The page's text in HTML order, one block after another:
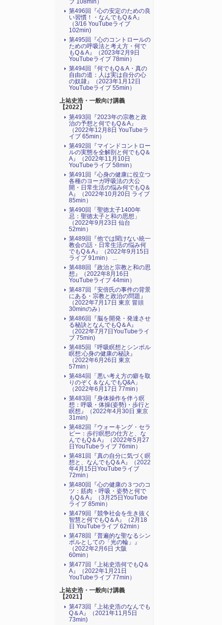
ブ 108min）
第496回『心の安定のための良
い習慣！・なんでもQ＆A』
（3/16 YouTubeライブ
102min)
第495回『心のコントロールの
ための呼吸法と考え方・何で
もQ＆A』（2023年2月9日
YouTubeライブ 78min）
第494回『何でもQ＆A・真の
自由の道：人は実は自分の心
の奴隷』（2023年1月12日
YouTubeライブ 55min）
上祐史浩・一般向け講義
【2022】
第493回『2023年の宗教と政
治の予想と何でもQ＆A』
（2022年12月8日 YouTubeラ
イブ 65min）
第492回『マインドコントロー
ルの実態を全解剖と何でもQ＆
A』（2022年11月10日
YouTubeライブ 58min）
第491回『心身の健康に役立つ
各種のヨーガ呼吸法の大公
開・日常生活の悩み何でもQ＆
A』（2022年10月20日 ライブ
85min）
第490回「聖徳太子1400年
忌：聖徳太子と和の思想」
（2022年9月23日 仙台
52min）
第489回『他では聞けない統一
教会の話・日常生活の悩み何
でもQ＆A』（2022年9月15日
ライブ 91min） ...
第488回『政治と宗教と和の思
想』（2022年8月16日
YouTubeライブ 44min）
第487回『安倍氏の事件の背景
にある・宗教と政治の問題』
（2022年7月17日 東京 冒頭
30minのみ）
第486回『脳を開発・発達させ
る秘訣となんでもQ＆A』
（2022年7月7日YouTubeライ
ブ 75min)
第485回『呼吸瞑想とシンボル
瞑想:心身の健康の秘訣』
（2022年6月26日 東京
57min）
第484回「悪い考え方の癖を取
りのぞく＆なんでもQ&A」
（2022年6月17日 77min）
第483回『身体操作を伴う瞑
想：呼吸・体操(姿勢)・歩行と
瞑想』（2022年4月30日 東京
31min)
第482回『ウォーキング・セラ
ピー：歩行瞑想の仕方と、な
んでもQ＆A』（2022年5月27
日YouTubeライブ 76min）
第481回『真の自分に気づく瞑
想と、なんでもQ＆A』（2022
年4月15日YouTubeライブ
72min）
第480回『心の健康の３つのコ
ツ：筋肉・呼吸・姿勢と何で
もQ＆A』（3月25日YouTube
ライブ 85min）
第479回『競争社会を生き抜く
智慧と何でもQ＆A』（2月18
日 YouTubeライブ 62min）
第478回『普遍的な聖なるシン
ボルとしての「光の輪」』
（2022年2月6日 大阪
60min）
第477回『上祐史浩何でもQ＆
A』（2022年1月21日
YouTubeライブ 77min）
上祐史浩・一般向け講義
【2021】
第473回『上祐史浩のなんでも
Q＆A』（2021年11月5日
73min)